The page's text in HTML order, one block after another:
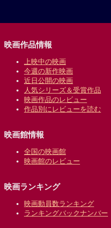
映画作品情報
上映中の映画
今週の新作映画
近日公開の映画
人気シリーズ＆受賞作品
映画作品のレビュー
作品別にレビューを読む
映画館情報
全国の映画館
映画館のレビュー
映画ランキング
映画動員数ランキング
ランキングバックナンバー